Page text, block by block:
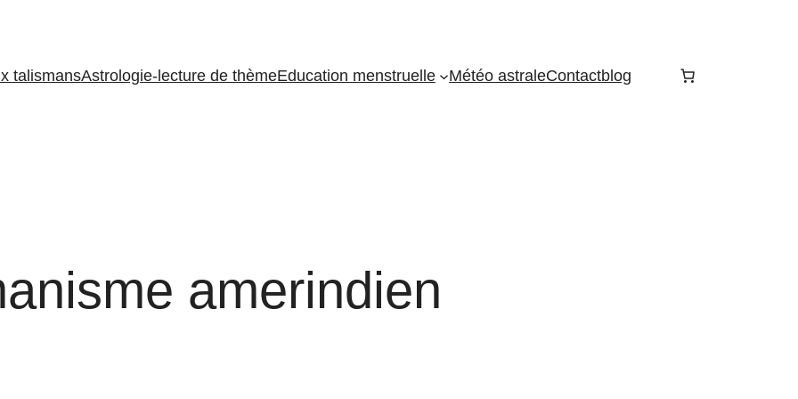
talismansAstrologie-lecture de thèmeEducation menstruelle Météo astraleContactblog
amerindien